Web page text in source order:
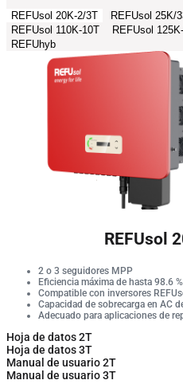
REFUsol 20K-2/3T REFUsol 25K/
REFUsol 110K-10T
REFUsol
REFUhyb
REFUsol
2 o 3 seguidores MPP
Eficiencia máxima de hasta 98.6 %
Compatible con inversores
Capacidad de sobrecarga en AC
Adecuado para aplicaciones de
Hoja de datos 2T
Hoja de datos 3T
Manual de usuario 2T
Manual de usuario 3T